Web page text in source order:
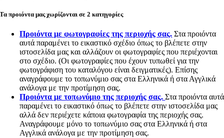
Τα προιόντα μας χωρίζονται σε 2 κατηγορίες
Προιόντα με φωτογραφίες της περιοχής σας. Στα προιόντα
αυτά παραμένει το εικαστικό σχέδιο όπως το βλέπετε στην
ιστοσελίδα μας και αλλάζουν οι φωτογραφίες που περιέχονται
στο σχέδιο. (Οι φωτογραφίες που έχουν τυπωθεί για την
φωτογράφιση του καταλόγου είναι δειγματικές). Επίσης
αναγράφουμε το τοπωνύμιο σας στα Ελληνικά ή στα Αγγλικά
ανάλογα με την προτίμηση σας.
Προιόντα με τοπωνύμιο της περιοχής σας.Στα προιόντα αυτά
παραμένει το εικαστικό όπως το βλέπετε στην ιστοσελίδα μας
αλλά δεν περιέχετε κάποια φωτογραφία της περιοχής σας.
Αναγράφουμε μόνο το τοπωνύμιο σας στα Ελληνικά ή στα
Αγγλικά ανάλογα με την προτίμηση σας.